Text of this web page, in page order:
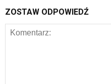
ZOSTAW ODPOWIEDŹ